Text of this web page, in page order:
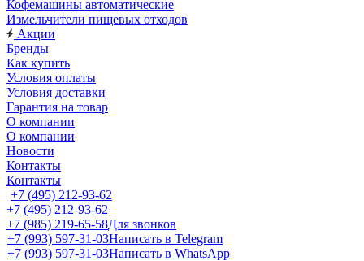
Кофемашины автоматические
Измельчители пищевых отходов
Акции
Бренды
Как купить
Условия оплаты
Условия доставки
Гарантия на товар
О компании
О компании
Новости
Контакты
Контакты
+7 (495) 212-93-62
+7 (495) 212-93-62
+7 (985) 219-65-58Для звонков
+7 (993) 597-31-03Написать в Telegram
+7 (993) 597-31-03Написать в WhatsApp